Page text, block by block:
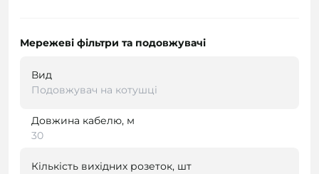
Мережеві фільтри та подовжувачі
Вид
Подовжувач на котушці
Довжина кабелю, м
30
Кількість вихідних розеток, шт